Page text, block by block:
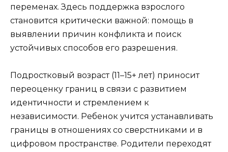
переменах. Здесь поддержка взрослого
становится критически важной: помощь в
выявлении причин конфликта и поиск
устойчивых способов его разрешения.
Подростковый возраст (11–15+ лет) приносит
переоценку границ в связи с развитием
идентичности и стремлением к
независимости. Ребенок учится устанавливать
границы в отношениях со сверстниками и в
цифровом пространстве. Родители переходят